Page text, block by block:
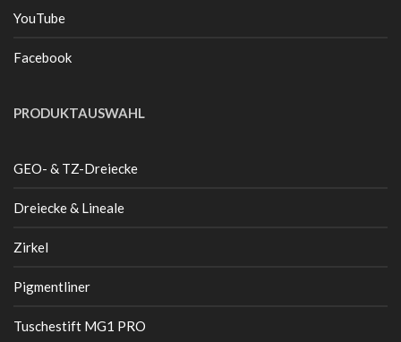
YouTube
Facebook
PRODUKTAUSWAHL
GEO- & TZ-Dreiecke
Dreiecke & Lineale
Zirkel
Pigmentliner
Tuschestift MG1 PRO